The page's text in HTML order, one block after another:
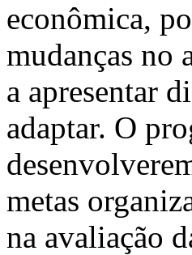
econômica,
mudanças no
a apresentar
adaptar. O
metas
na avaliação